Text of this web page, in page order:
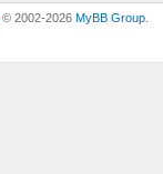
, © 2002-2026MyBB Group